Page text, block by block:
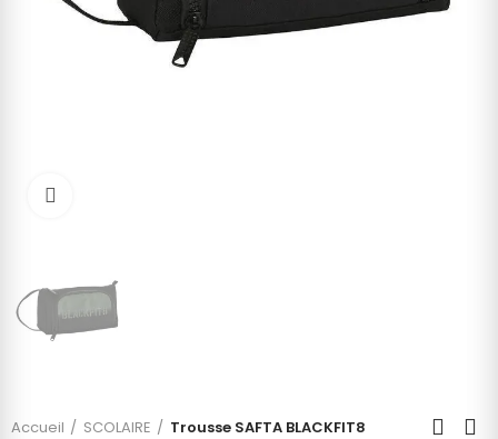
Accueil SCOLAIRE Trousse SAFTA BLACKFIT8